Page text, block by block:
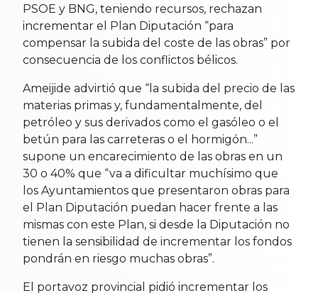
PSOE y BNG, teniendo recursos, rechazan
incrementar el Plan Diputación “para
compensar la subida del coste de las obras” por
consecuencia de los conflictos bélicos.
Ameijide advirtió que “la subida del precio de las
materias primas y, fundamentalmente, del
petróleo y sus derivados como el gasóleo o el
betún para las carreteras o el hormigón...”
supone un encarecimiento de las obras en un
30 o 40% que “va a dificultar muchísimo que
los Ayuntamientos que presentaron obras para
el Plan Diputación puedan hacer frente a las
mismas con este Plan, si desde la Diputación no
tienen la sensibilidad de incrementar los fondos
pondrán en riesgo muchas obras”.
El portavoz provincial pidió incrementar los